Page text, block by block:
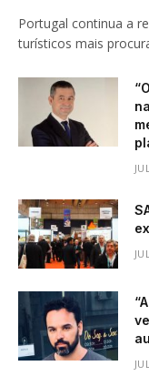
Portugal continua a
turísticos mais